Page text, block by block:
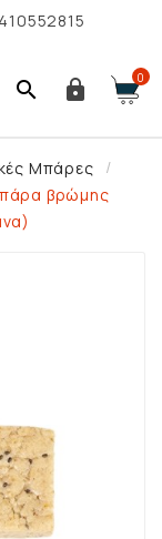
  0
Μπάρες
βρώμης